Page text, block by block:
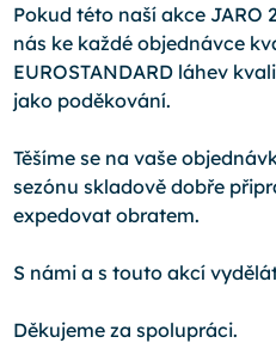
Pokud této naší akce JARO
nás ke každé objednávce
EUROSTANDARD láhev
jako poděkování.
Těšíme se na vaše
sezónu skladově dobře
expedovat obratem.
S námi a s touto akcí
Děkujeme za spolupráci.